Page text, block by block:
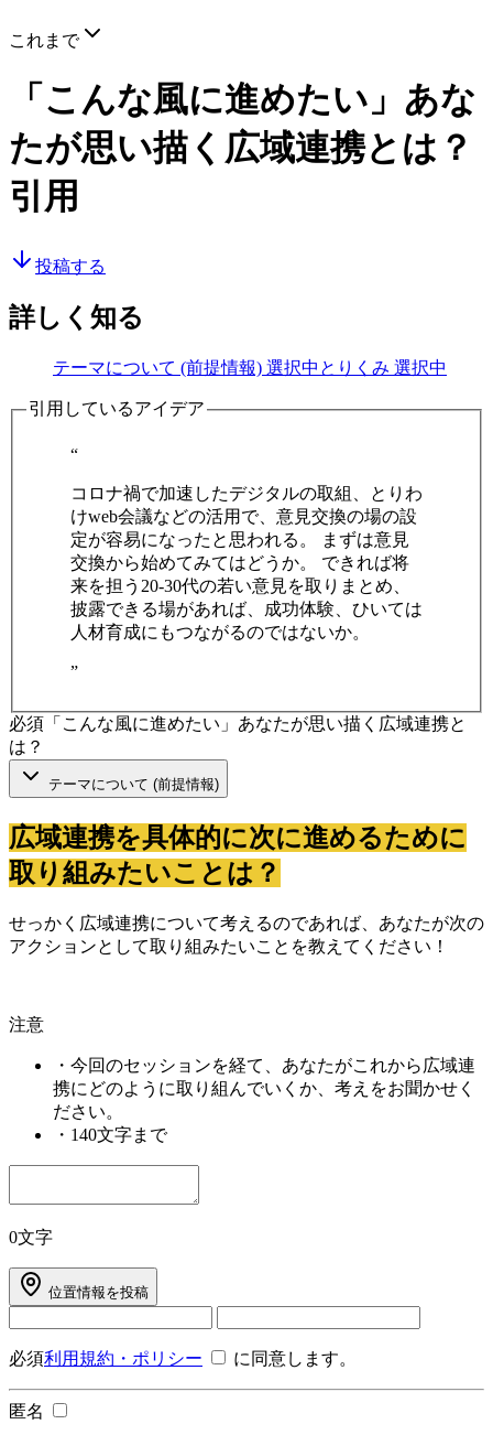
これまで
「こんな風に進めたい」あな
たが思い描く広域連携とは？
引用
投稿する
詳しく知る
テーマについて (前提情報) 選択中 とりくみ 選択中
引用しているアイデア
“
コロナ禍で加速したデジタルの取組、とりわ
けweb会議などの活用で、意見交換の場の設
定が容易になったと思われる。 まずは意見
交換から始めてみてはどうか。 できれば将
来を担う20-30代の若い意見を取りまとめ、
披露できる場があれば、成功体験、ひいては
人材育成にもつながるのではないか。
”
必須 「こんな風に進めたい」あなたが思い描く広域連携と
は？
テーマについて (前提情報)
広域連携を具体的に次に進めるために
取り組みたいことは？
せっかく広域連携について考えるのであれば、あなたが次の
アクションとして取り組みたいことを教えてください！
注意
・ 今回のセッションを経て、あなたがこれから広域連
携にどのように取り組んでいくか、考えをお聞かせく
ださい。
・ 140文字まで
0文字
位置情報を投稿
必須利用規約・ポリシー に同意します。
匿名